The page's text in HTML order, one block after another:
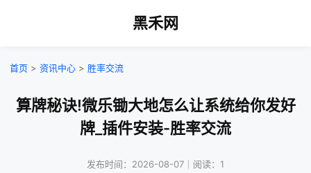
黑禾网
首页 > 资讯中心 > 胜率交流
算牌秘诀!微乐锄大地怎么让系统给你发好
牌_插件安装-胜率交流
发布时间：2026-08-07｜阅读：1